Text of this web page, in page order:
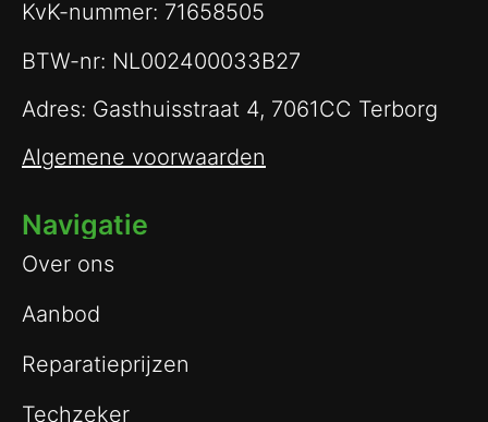
KvK-nummer: 71658505
BTW-nr: NL002400033B27
Adres: Gasthuisstraat 4, 7061CC Terborg
Algemene voorwaarden
Navigatie
Over ons
Aanbod
Reparatieprijzen
Techzeker